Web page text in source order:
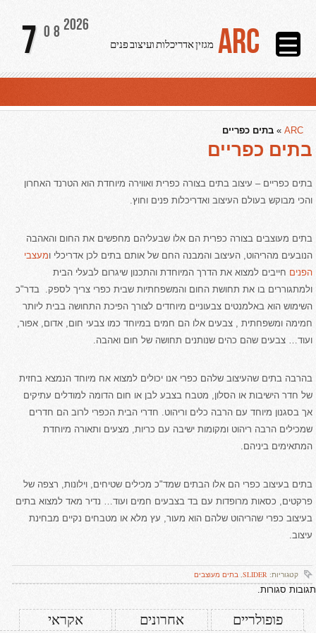
7 082026 ARC מגזין אדריכלות ועיצוב פנים
ARC
» בתים כפריים
בתים כפריים
בתים כפריים – עיצוב בתים בצורה כפרית ואווירה מיוחדת הוא הטרנד האחרון
והכי מבוקש בעולם העיצוב ואדריכלות פנים וחוץ.
בתים מעוצבים בצורה כפרית הם אלו שבעליהם מחפשים את החום והאהבה
הנובעים מהריהוט, העיצוב והמבנה החם של אותם בתים לכן אדריכלי ומעצבי
הפנים חייבים למצוא את הדרך המיוחדת והתכנון שיגרום לבעלי הבית
ולמתגוררים בו את תחושת החום והמשפחתיות שבית כפרי צריך לספק. בדר"כ
השימוש הוא באלמנטים צבעוניים מיוחדים לצורך הפיכת התחושה בבית ליותר
חמימה ומשפחתית , צבעים אלו הם חמים במיוחד כמו צבעי חום, אדום, אפור,
ועוד… צבעים שהם כהים שנותנים תחושה של חום ואהבה.
בהרבה בתים שהעיצוב שלהם כפרי אנו יכולים למצוא אח מיוחד הנמצא בחזית
של חדר הישיבות או הסלון, מטבח בצבע לבן או חום הדומה למודלים עתיקים
אך בסגנון מיוחד עם הרבה כלים וריהוט. חדרי הבית הכפרי לרוב הם חדרים
שמכילים הרבה ריהוט ומקומות ישיבה עם כריות, מצעים ותאורה מיוחדת
המתאימים ביניהם.
בתים בעיצוב כפרי הם אלו הבתים שמד"כ מכילים שטיחים, וילונות, רצפה של
פרקטים, כסאות מרופדות עם בד בצבעים חמים ועוד… נדיר מאד למצוא בתים
בעיצוב כפרי שהריהוט שלהם הוא מעור, עץ מלא או מטבחים נקיים מבחינת
עיצוב.
קטגוריות: SLIDER
, בתים מעוצבים
תגובות סגורות.
פופולריים אחרונים אקראי